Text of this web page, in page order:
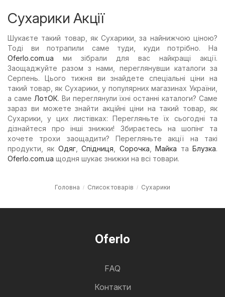
Сухарики Акції
Шукаєте такий товар, як Сухарики, за найнижчою ціною?
Тоді ви потрапили саме туди, куди потрібно. На
Oferlo.com.ua ми зібрали для вас найкращі акції.
Заощаджуйте разом з нами, переглянувши каталоги за
Серпень. Цього тижня ви знайдете спеціальні ціни на
такий товар, як Сухарики, у популярних магазинах України,
а саме ЛотОК. Ви переглянули їхні останні каталоги? Саме
зараз ви можете знайти акційні ціни на такий товар, як
Сухарики, у цих листівках: Перегляньте їх сьогодні та
дізнайтеся про інші знижки! Збираєтесь на шопінг та
хочете трохи заощадити? Перегляньте акції на такі
продукти, як Одяг,Спідниця Сорочка ,Майка таБлузка.
Oferlo.com.ua щодня шукає знижки на всі товари.
Головна Список товарів Сухарики
Oferlo
FAQ
Контакти